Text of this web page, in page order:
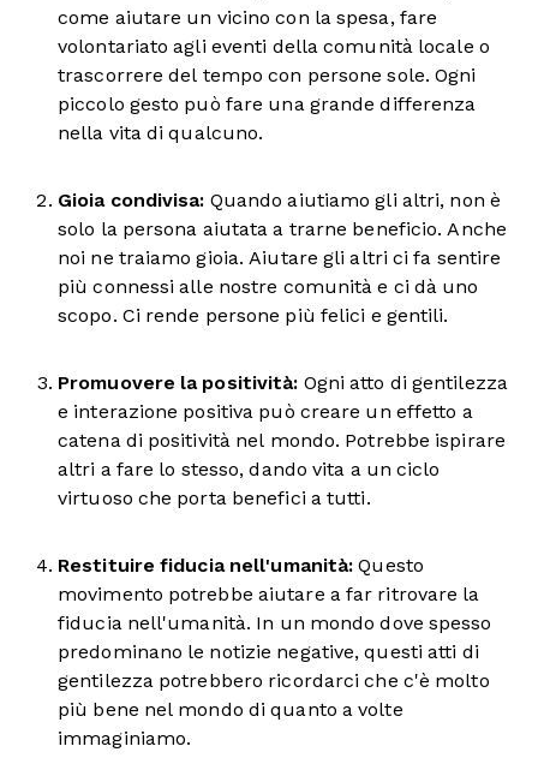
come aiutare un vicino con la spesa, fare
volontariato agli eventi della comunità locale o
trascorrere del tempo con persone sole. Ogni
piccolo gesto può fare una grande differenza
nella vita di qualcuno.
Gioia condivisa: Quando aiutiamo gli altri, non è
solo la persona aiutata a trarne beneficio. Anche
noi ne traiamo gioia. Aiutare gli altri ci fa sentire
più connessi alle nostre comunità e ci dà uno
scopo. Ci rende persone più felici e gentili.
Promuovere la positività: Ogni atto di gentilezza
e interazione positiva può creare un effetto a
catena di positività nel mondo. Potrebbe ispirare
altri a fare lo stesso, dando vita a un ciclo
virtuoso che porta benefici a tutti.
Restituire fiducia nell'umanità: Questo
movimento potrebbe aiutare a far ritrovare la
fiducia nell'umanità. In un mondo dove spesso
predominano le notizie negative, questi atti di
gentilezza potrebbero ricordarci che c'è molto
più bene nel mondo di quanto a volte
immaginiamo.